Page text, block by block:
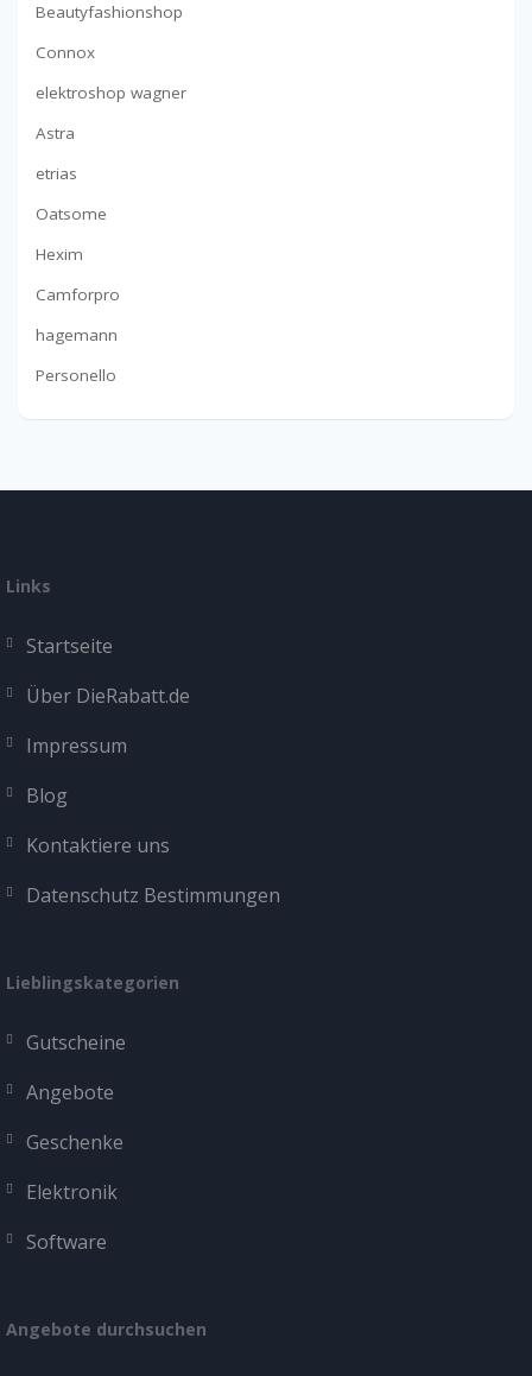
Beautyfashionshop
Connox
elektroshop wagner
Astra
etrias
Oatsome
Hexim
Camforpro
hagemann
Personello
Links
Startseite
Über DieRabatt.de
Impressum
Blog
Kontaktiere uns
Datenschutz Bestimmungen
Lieblingskategorien
Gutscheine
Angebote
Geschenke
Elektronik
Software
Angebote durchsuchen